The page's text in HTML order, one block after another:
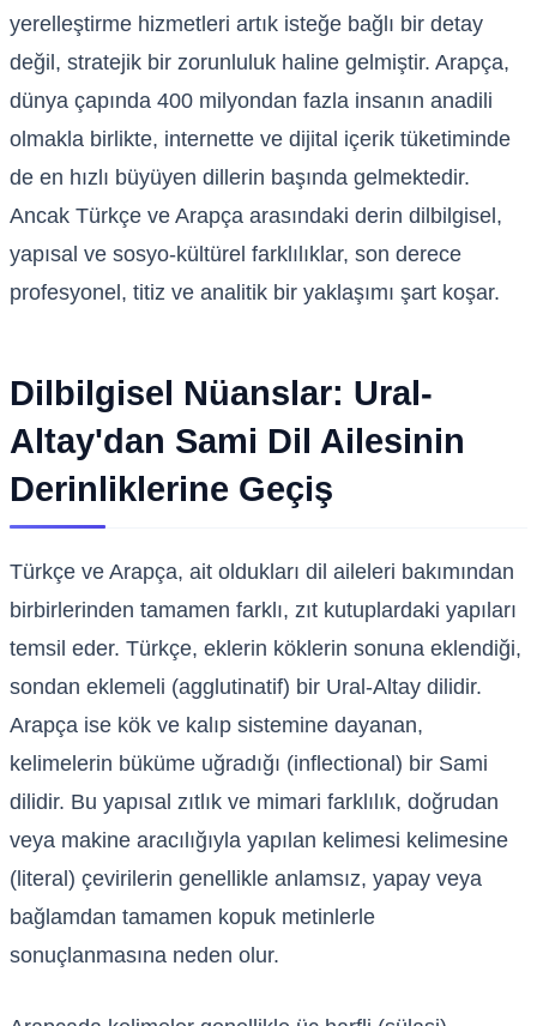
yerelleştirme hizmetleri artık isteğe bağlı bir detay
değil, stratejik bir zorunluluk haline gelmiştir. Arapça,
dünya çapında 400 milyondan fazla insanın anadili
olmakla birlikte, internette ve dijital içerik tüketiminde
de en hızlı büyüyen dillerin başında gelmektedir.
Ancak Türkçe ve Arapça arasındaki derin dilbilgisel,
yapısal ve sosyo-kültürel farklılıklar, son derece
profesyonel, titiz ve analitik bir yaklaşımı şart koşar.
Dilbilgisel Nüanslar: Ural-
Altay'dan Sami Dil Ailesinin
Derinliklerine Geçiş
Türkçe ve Arapça, ait oldukları dil aileleri bakımından
birbirlerinden tamamen farklı, zıt kutuplardaki yapıları
temsil eder. Türkçe, eklerin köklerin sonuna eklendiği,
sondan eklemeli (agglutinatif) bir Ural-Altay dilidir.
Arapça ise kök ve kalıp sistemine dayanan,
kelimelerin büküme uğradığı (inflectional) bir Sami
dilidir. Bu yapısal zıtlık ve mimari farklılık, doğrudan
veya makine aracılığıyla yapılan kelimesi kelimesine
(literal) çevirilerin genellikle anlamsız, yapay veya
bağlamdan tamamen kopuk metinlerle
sonuçlanmasına neden olur.